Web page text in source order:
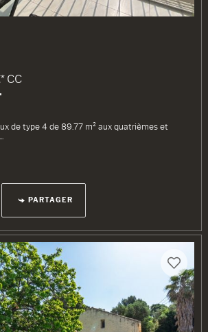
CC
de type 4 de 89.77 m² aux quatrièmes et
PARTAGER